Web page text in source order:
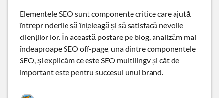
Elementele SEO sunt componente critice care ajută
întreprinderile să înțeleagă și să satisfacă nevoile
clienților lor. În această postare pe blog, analizăm mai
îndeaproape SEO off-page, una dintre componentele
SEO, și explicăm ce este SEO multilingv și cât de
important este pentru succesul unui brand.